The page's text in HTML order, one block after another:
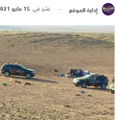
إدارة الموقع نشر في 15 مايو 2021 الساعة 1 و 10 دقيقة